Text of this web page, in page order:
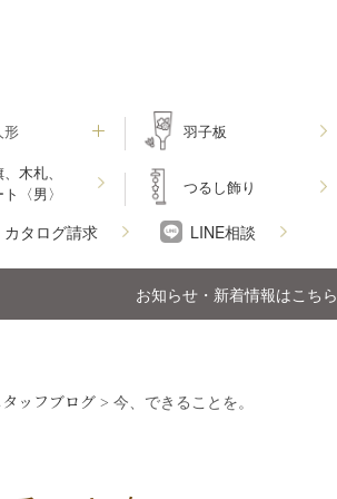
形 羽子板
木札、
〈男〉
つるし飾り
カタログ請求 LINE相談
お知らせ・新着情報はこちら
ッフブログ > 今、できることを。